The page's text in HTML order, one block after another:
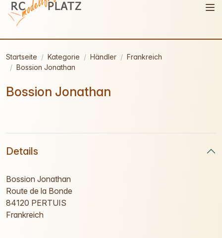
Startseite Kategorie Händler
Frankreich
Bossion Jonathan
Bossion Jonathan
Details
Bossion Jonathan
Route de la Bonde
84120 PERTUIS
Frankreich